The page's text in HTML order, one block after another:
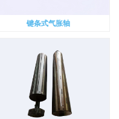
键条式气胀轴